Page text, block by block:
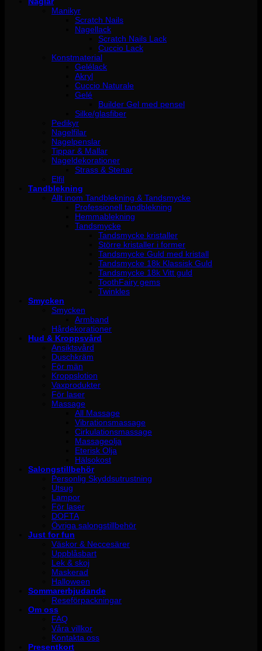
Manikyr
Scratch Nails
Nagellack
Scratch Nails Lack
Cuccio Lack
Konstmaterial
Gelélack
Akryl
Cuccio Naturale
Gelé
Builder Gel med pensel
Silke/glasfiber
Pedikyr
Nagelfilar
Nagelpenslar
Tippar & Mallar
Nageldekorationer
Strass & Stenar
Elfil
Tandblekning
Allt inom Tandblekning & Tandsmycke
Professionell tandblekning
Hemmablekning
Tandsmycke
Tandsmycke kristaller
Större kristaller i former
Tandsmycke Guld med kristall
Tandsmycke 18k Klassisk Guld
Tandsmycke 18k Vitt guld
ToothFairy gems
Twinkles
Smycken
Smycken
Armband
Hårdekorationer
Hud & Kroppsvård
Ansiktsvård
Duschkräm
För män
Kroppslotion
Vaxprodukter
För laser
Massage
All Massage
Vibrationsmassage
Cirkulationsmassage
Massageolja
Eterisk Olja
Hälsokost
Salongstillbehör
Personlig Skyddsutrustning
Utsug
Lampor
För laser
DOFTA
Övriga salongstillbehör
Just for fun
Väskor & Neccesärer
Uppblåsbart
Lek & skoj
Maskerad
Halloween
Sommarerbjudande
Reseförpackningar
Om oss
FAQ
Våra villkor
Kontakta oss
Presentkort